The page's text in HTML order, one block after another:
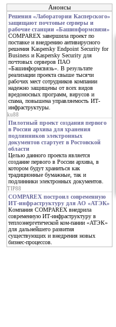
Анонсы
Решения «Лаборатории Касперского»
защищают почтовые серверы и
рабочие станции «Башинформсвязи»
COMPAREX завершила проект по
поставке и внедрению антивирусного
решения Kaspersky Endpoint Security for
Business и Kaspersky Security для
почтовых серверов ПАО
«Башинформсвязь». В результате
реализации проекта свыше тысячи
рабочих мест сотрудников компании
надежно защищены от всех видов
вредоносных программ, вирусов и
спама, повышена управляемость ИТ-
инфраструктуры.
ku88
Пилотный проект создания первого
в России архива для хранения
подлинников электронных
документов стартует в Ростовской
области
Целью данного проекта является
создание первого в России архива, в
котором будут храниться как
традиционные бумажные, так и
подлинники электронных документов.
TIP88
COMPAREX построил современную
ИТ-инфраструктуру для АО «АТЭК»
Компания COMPAREX внедрила
современную ИТ-инфраструктуру в
теплоэнергетической ком-пании «АТЭК»
для дальнейшего развития
существующих и внедрения новых
бизнес-процессов.